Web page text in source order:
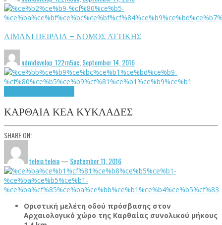
ΛΙΜΑΝΙ ΠΕΙΡΑΙΑ – ΝΟΜΟΣ ΑΤΤΙΚΗΣ
ndmdevelop_122rn5ac September 14, 2016
ΚΑΡΘΑΙΑ ΚΕΑ ΚΥΚΛΑΔΕΣ
SHARE ON:
teleia teleia— September 11, 2016
Οριστική μελέτη οδού πρόσβασης στον
Αρχαιολογικό χώρο της Καρθαίας συνολικού μήκους